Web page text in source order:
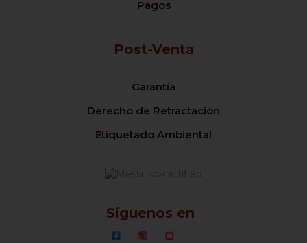
Pagos
Post-Venta
Garantía
Derecho de Retractación
Etiquetado Ambiental
Síguenos en